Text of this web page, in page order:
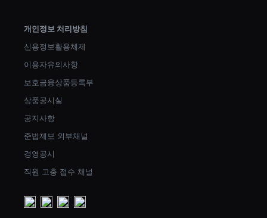
개인정보 처리방침
신용정보활용체제
이용자유의사항
보호금융상품등록부
상품공시실
공지사항
준법제보 외부채널
경영공시
직원 고충 접수 채널